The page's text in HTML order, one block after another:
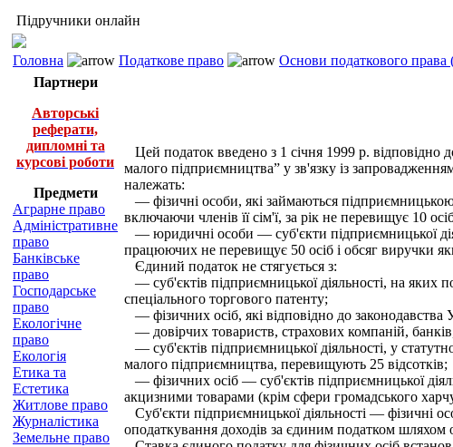
Підручники онлайн
Головна Податкове право Основи податкового
Партнери
Авторські
реферати,
дипломні та
курсові роботи
Предмети
Аграрне право
Адміністративне
право
Банківське
право
Господарське
право
Екологічне
право
Екологія
Етика та
Естетика
Житлове право
Журналістика
Земельне право
Цей податок введено з 1 січня 1999 р. відповідно
малого підприємництва” у зв'язку із
належать:
— фізичні особи, які займаються підприємницькою
включаючи членів її сім'ї, за рік не перевищує 10
— юридичні особи — суб'єкти підприємницької
працюючих не перевищує 50 осіб і обсяг виручки
Єдиний податок не стягується з:
— суб'єктів підприємницької діяльності, на яких
спеціального торгового патенту;
— фізичних осіб, які відповідно до
— довірчих товариств, страхових компаній,
— суб'єктів підприємницької діяльності, у
малого підприємництва, перевищують 25 відсотків;
— фізичних осіб — суб'єктів підприємницької
акцизними товарами (крім сфери громадського
Суб'єкти підприємницької діяльності — фізичні
оподаткування доходів за єдиним податком шляхом